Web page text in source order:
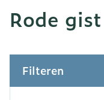
Rode gist
Filteren